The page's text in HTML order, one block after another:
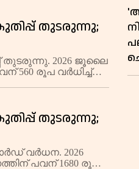
തുടരുന്നു;
തുടരുന്നു. 2026 ജൂലൈ
560 രൂപ വർധിച്ച്
തുടരുന്നു;
വർധന. 2026
പവന് 1680 രൂപ